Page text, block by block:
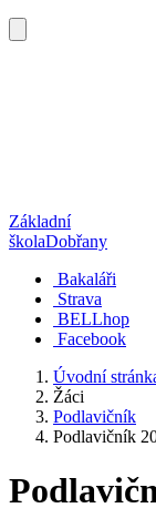
Základní
školaDobřany
Bakaláři
Strava
BELLhop
Facebook
Úvodní
Žáci
Podlavičník
Podlavičník